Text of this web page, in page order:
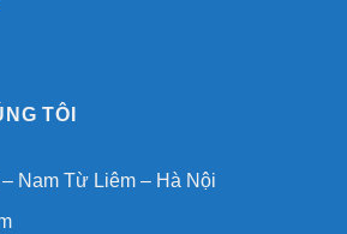
TÔI
Nam Từ Liêm – Hà Nội